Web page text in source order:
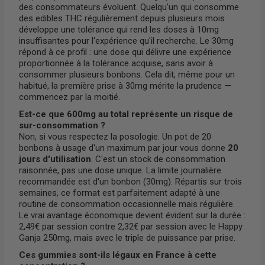
des consommateurs évoluent. Quelqu'un qui consomme
des edibles THC régulièrement depuis plusieurs mois
développe une tolérance qui rend les doses à 10mg
insuffisantes pour l'expérience qu'il recherche. Le 30mg
répond à ce profil : une dose qui délivre une expérience
proportionnée à la tolérance acquise, sans avoir à
consommer plusieurs bonbons. Cela dit, même pour un
habitué, la première prise à 30mg mérite la prudence —
commencez par la moitié.
Est-ce que 600mg au total représente un risque de
sur-consommation ?
Non, si vous respectez la posologie. Un pot de 20
bonbons à usage d'un maximum par jour vous donne 20
jours d'utilisation. C'est un stock de consommation
raisonnée, pas une dose unique. La limite journalière
recommandée est d'un bonbon (30mg). Répartis sur trois
semaines, ce format est parfaitement adapté à une
routine de consommation occasionnelle mais régulière.
Le vrai avantage économique devient évident sur la durée :
2,49€ par session contre 2,32€ par session avec le Happy
Ganja 250mg, mais avec le triple de puissance par prise.
Ces gummies sont-ils légaux en France à cette